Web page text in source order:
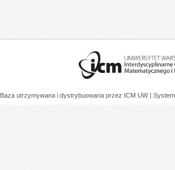
Baza utrzymywana i dystrybuowana przez ICM UW |